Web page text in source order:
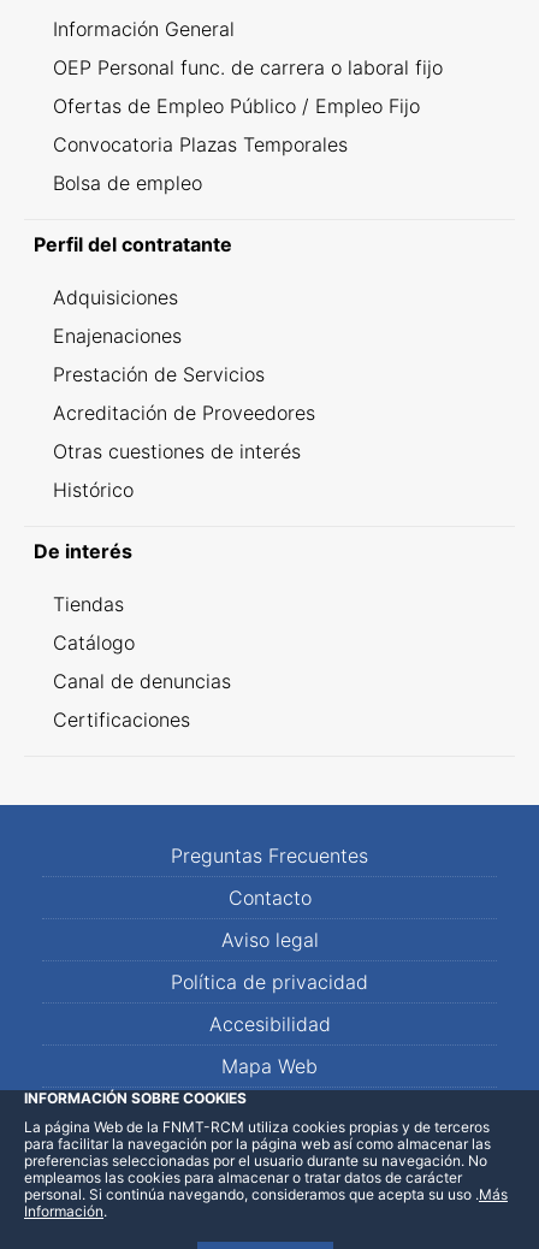
Información General
OEP Personal func. de carrera o laboral fijo
Ofertas de Empleo Público / Empleo Fijo
Convocatoria Plazas Temporales
Bolsa de empleo
Perfil del contratante
Adquisiciones
Enajenaciones
Prestación de Servicios
Acreditación de Proveedores
Otras cuestiones de interés
Histórico
De interés
Tiendas
Catálogo
Canal de denuncias
Certificaciones
Preguntas Frecuentes
Contacto
Aviso legal
Política de privacidad
Accesibilidad
Mapa Web
LinkedInFacebookWhatsApp
INFORMACIÓN SOBRE COOKIES
La página Web de la FNMT-RCM utiliza cookies propias y de terceros
para facilitar la navegación por la página web así como almacenar las
preferencias seleccionadas por el usuario durante su navegación. No
empleamos las cookies para almacenar o tratar datos de carácter
personal. Si continúa navegando, consideramos que acepta su uso .Más
Información.